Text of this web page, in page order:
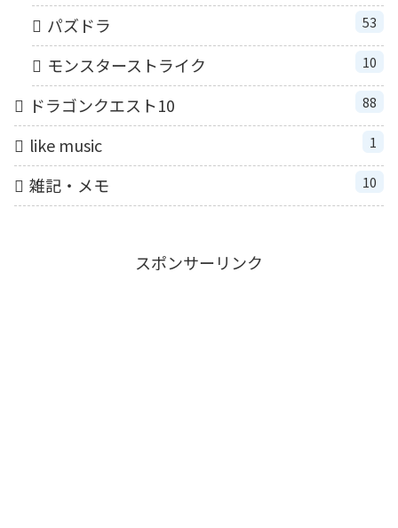
パズドラ 53
モンスターストライク 10
ドラゴンクエスト10 88
like music 1
雑記・メモ 10
スポンサーリンク